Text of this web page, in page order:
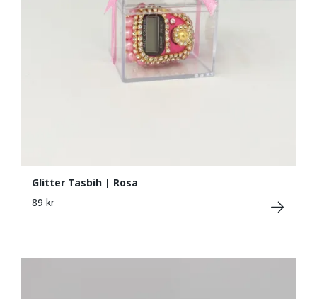
Glitter Tasbih | Rosa
89 kr